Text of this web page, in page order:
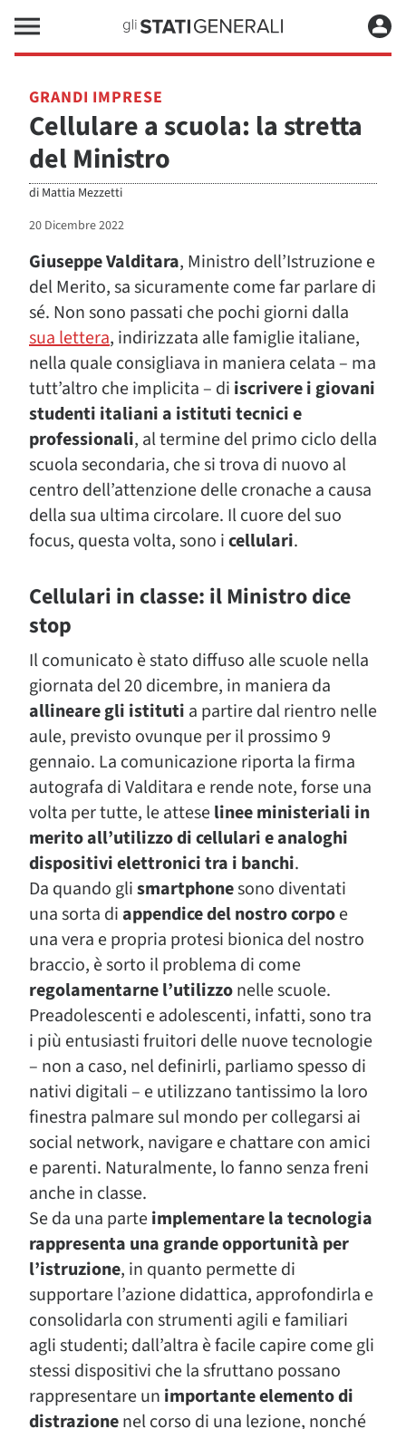
GRANDI IMPRESE
Cellulare a scuola: la stretta
del Ministro
di Mattia Mezzetti
20 Dicembre 2022
Giuseppe Valditara, Ministro dell’Istruzione e
del Merito, sa sicuramente come far parlare di
sé. Non sono passati che pochi giorni dalla
sua lettera, indirizzata alle famiglie italiane,
nella quale consigliava in maniera celata – ma
tutt’altro che implicita – di iscrivere i giovani
studenti italiani a istituti tecnici e
professionali, al termine del primo ciclo della
scuola secondaria, che si trova di nuovo al
centro dell’attenzione delle cronache a causa
della sua ultima circolare. Il cuore del suo
focus, questa volta, sono icellulari.
Cellulari in classe: il Ministro dice
stop
Il comunicato è stato diffuso alle scuole nella
giornata del 20 dicembre, in maniera da
allineare gli istituti a partire dal rientro nelle
aule, previsto ovunque per il prossimo 9
gennaio. La comunicazione riporta la firma
autografa di Valditara e rende note, forse una
volta per tutte, le atteselinee ministeriali in
merito all’utilizzo di cellulari e analoghi
dispositivi elettronici tra i banchi.
Da quando glismartphonesono diventati
una sorta diappendice del nostro corpoe
una vera e propria protesi bionica del nostro
braccio, è sorto il problema di come
regolamentarne l’utilizzonelle scuole.
Preadolescenti e adolescenti, infatti, sono tra
i più entusiasti fruitori delle nuove tecnologie
– non a caso, nel definirli, parliamo spesso di
nativi digitali – e utilizzano tantissimo la loro
finestra palmare sul mondo per collegarsi ai
social network, navigare e chattare con amici
e parenti. Naturalmente, lo fanno senza freni
anche in classe.
Se da una parteimplementare la tecnologia
rappresenta una grande opportunità per
l’istruzione, in quanto permette di
supportare l’azione didattica, approfondirla e
consolidarla con strumenti agili e familiari
agli studenti; dall’altra è facile capire come gli
stessi dispositivi che la sfruttano possano
rappresentare un importante elemento di
distrazionenel corso di una lezione, nonché